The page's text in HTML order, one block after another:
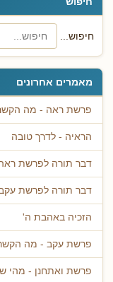
חיפוש...
מאמרים אחרונים
פרשת ראה - מה הקשר
הראיה - לדרך טובה
דבר תורה לפרשת ראה
דבר תורה לפרשת עקב
הזכיה באהבת ה'
פרשת עקב - מה הקשר
פרשת ואתחנן - מהי